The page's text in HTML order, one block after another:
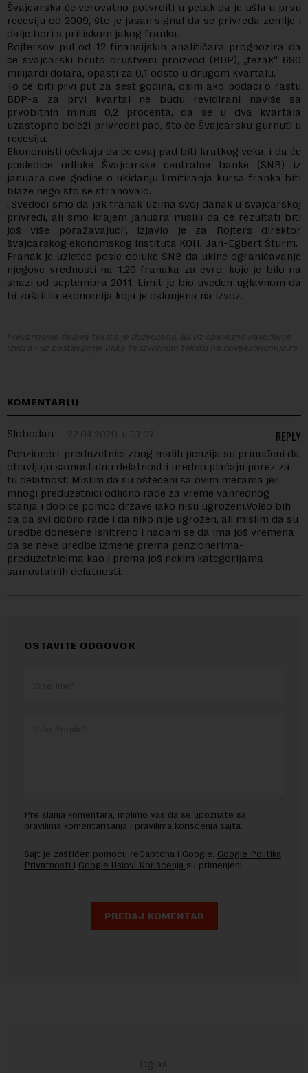
Švajcarska će verovatno potvrditi u petak da je ušla u prvu
recesiju od 2009, što je jasan signal da se privreda zemlje i
dalje bori s pritiskom jakog franka.
Rojtersov pul od 12 finansijskih analitičara prognozira da
će švajcarski bruto društveni proizvod (BDP), „težak“ 690
milijardi dolara, opasti za 0,1 odsto u drugom kvartalu.
To će biti prvi put za šest godina, osim ako podaci o rastu
BDP-a za prvi kvartal ne budu revidirani naviše sa
prvobitnih minus 0,2 procenta, da se u dva kvartala
uzastopno beleži privredni pad, što će Švajcarsku gurnuti u
recesiju.
Ekonomisti očekuju da će ovaj pad biti kratkog veka, i da će
posledice odluke Švajcarske centralne banke (SNB) iz
januara ove godine o ukidanju limitiranja kursa franka biti
blaže nego što se strahovalo.
„Svedoci smo da jak franak uzima svoj danak u švajcarskoj
privredi, ali smo krajem januara mislili da će rezultati biti
još više poražavajući“, izjavio je za Rojters direktor
švajcarskog ekonomskog instituta KOH, Jan-Egbert Šturm.
Franak je uzleteo posle odluke SNB da ukine ograničavanje
njegove vrednosti na 1,20 franaka za evro, koje je bilo na
snazi od septembra 2011. Limit je bio uveden uglavnom da
bi zaštitila ekonomija koja je oslonjena na izvoz.
Preuzimanje delova teksta je dozvoljeno, ali uz obavezno navođenje
izvora i uz postavljanje linka ka izvornom tekstu na novaekonomija.rs
KOMENTAR(1)
Slobodan 22.04.2020. u 07:07
Penzioneri-preduzetnici zbog malih penzija su prinuđeni da
obavljaju samostalnu delatnost i uredno plaćaju porez za
tu delatnost. Mislim da su oštećeni sa ovim merama jer
mnogi preduzetnici odlično rade za vreme vanrednog
stanja i dobiće pomoć države iako nisu ugroženi.Voleo bih
da da svi dobro rade i da niko nije ugrožen, ali mislim da su
uredbe donesene ishitreno i nadam se da ima još vremena
da se neke uredbe izmene prema penzionerima-
preduzetnicima kao i prema još nekim kategorijama
samostalnih delatnosti.
REPLY
OSTAVITE ODGOVOR
Pre slanja komentara, molimo vas da se upoznate sa
pravilima komentarisanja i pravilima korišćenja sajta.
Sajt je zaštićen pomocu reCaptcha i Google. Google Politika
Privatnosti i Google Uslovi Korišćenja su primenjeni.